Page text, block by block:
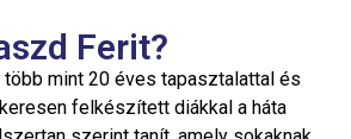
Ferit?
több mint 20 éves tapasztalattal és
felkészített diákkal a háta